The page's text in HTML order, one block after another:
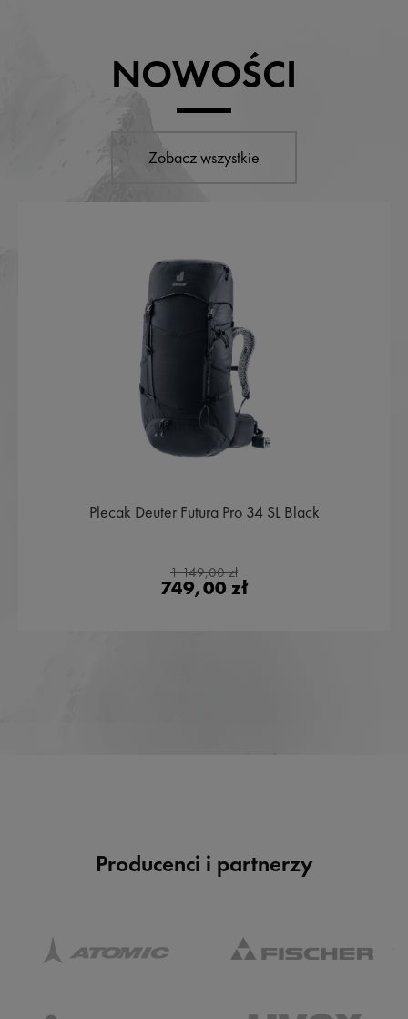
NOWOŚCI
Zobacz wszystkie
Plecak Deuter Futura Pro 34 SL Black
1 149,00 zł
749,00 zł
Producenci i partnerzy